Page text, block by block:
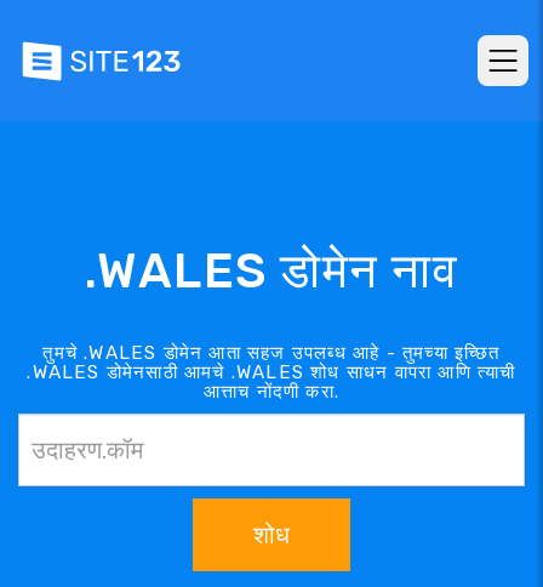
.WALES डोमेन नाव
तुमचे .WALES डोमेन आता सहज उपलब्ध आहे - तुमच्या इच्छित
.WALES डोमेनसाठी आमचे .WALES शोध साधन वापरा आणि त्याची
आत्ताच नोंदणी करा.
शोध